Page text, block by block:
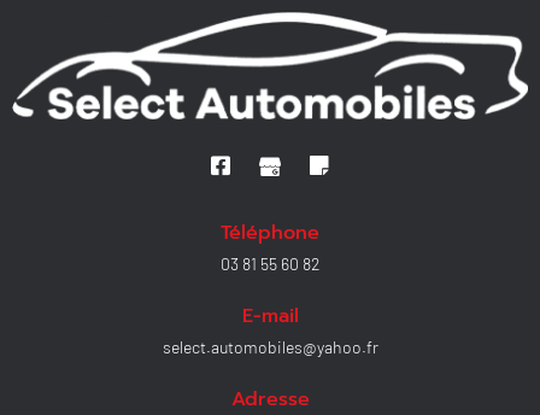
Téléphone
03 81 55 60 82
E-mail
select.automobiles@yahoo.fr
Adresse